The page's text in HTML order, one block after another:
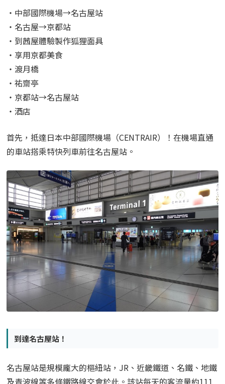
・中部國際機場→名古屋站
・名古屋→京都站
・到茜屋體驗製作狐狸面具
・享用京都美食
・渡月橋
・祐齋亭
・京都站→名古屋站
・酒店
首先，抵達日本中部國際機場 （CENTRAIR）！在機場直通
的車站搭乘特快列車前往名古屋站。
到達名古屋站！
名古屋站是規模龐大的樞紐站，JR、近畿鐵道、名鐵、地鐵
及青波線等多條鐵路線交會於此。 該站每天的客流量約111